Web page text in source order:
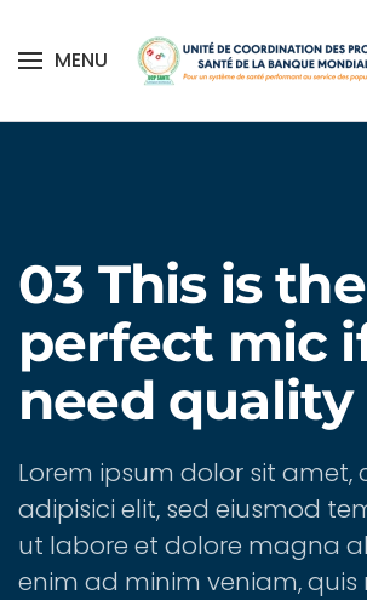
Skip to main content
MENU
Médias center Multimedia
03 This is the
perfect mic
need quality
Lorem ipsum dolor sit amet,
adipisici elit, sed eiusmod
ut labore et dolore magna
enim ad minim veniam, quis